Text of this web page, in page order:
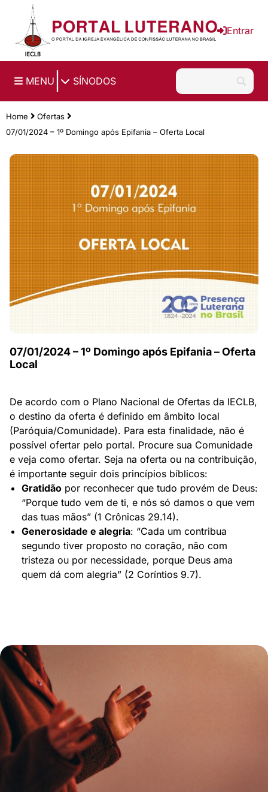
Ir para o conteúdo principal
Entrar
MENU SÍNODOS
Home
Ofertas
07/01/2024 – 1º Domingo após Epifania – Oferta Local
07/01/2024 – 1º Domingo após Epifania – Oferta
Local
De acordo com o Plano Nacional de Ofertas da IECLB,
o destino da oferta é definido em âmbito local
(Paróquia/Comunidade). Para esta finalidade, não é
possível ofertar pelo portal. Procure sua Comunidade
e veja como ofertar. Seja na oferta ou na contribuição,
é importante seguir dois princípios bíblicos:
Gratidão por reconhecer que tudo provém de Deus:
“Porque tudo vem de ti, e nós só damos o que vem
das tuas mãos” (1 Crônicas 29.14).
Generosidade e alegria: “Cada um contribua
segundo tiver proposto no coração, não com
tristeza ou por necessidade, porque Deus ama
quem dá com alegria” (2 Coríntios 9.7).